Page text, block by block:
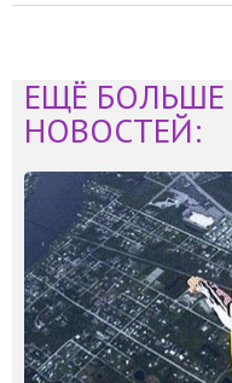
ЕЩЁ
НОВОСТЕЙ: